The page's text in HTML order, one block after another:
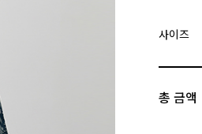
사이즈
총 금액